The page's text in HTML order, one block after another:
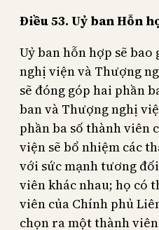
Điều 53. Uỷ ban Hỗn
Uỷ ban hỗn hợp sẽ
nghị viện và Thượng
sẽ đóng góp hai phần
ban và Thượng nghị
phần ba số thành viên
viện sẽ bổ nhiệm các
với sức mạnh tương
viên khác nhau; họ có
viên của Chính phủ
chọn ra một thành